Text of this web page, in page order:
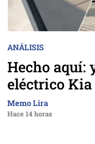
ANÁLISIS
Hecho aquí:
eléctrico Kia
Memo Lira
Hace 14 horas